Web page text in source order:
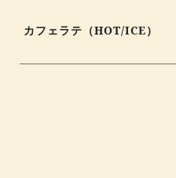
カフェラテ（HOT/ICE）